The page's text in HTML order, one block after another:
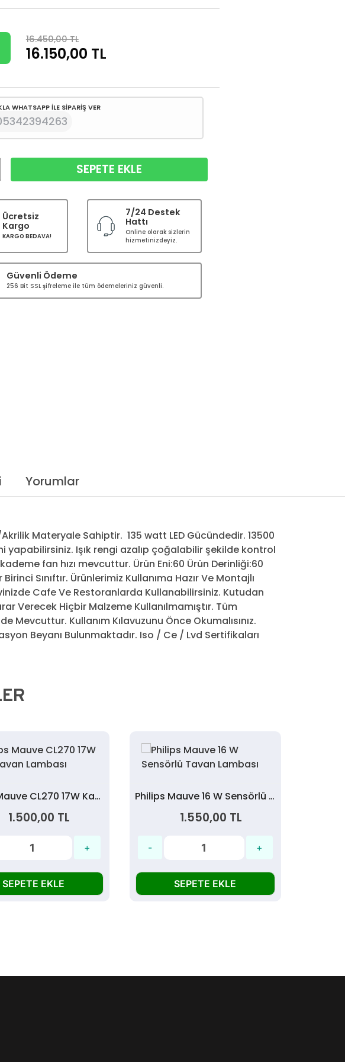
16.450,00 TL
16.150,00 TL
WHATSAPP İLE SİPARİŞ VER
SEPETE EKLE
Ücretsiz
Kargo
KARGO BEDAVA!
7/24 Destek
Hattı
Online olarak sizlerin
hizmetinizdeyiz.
Güvenli Ödeme
256 Bit SSL şifreleme ile tüm ödemeleriniz güvenli.
Yorumlar
Materyale Sahiptir. 135 watt LED Gücündedir. 13500
yapabilirsiniz. Işık rengi azalıp çoğalabilir şekilde kontrol
fan hızı mevcuttur. Ürün Eni:60 Ürün Derinliği:60
Sınıftır. Ürünlerimiz Kullanıma Hazır Ve Montajlı
Cafe Ve Restoranlarda Kullanabilirsiniz. Kutudan
Verecek Hiçbir Malzeme Kullanılmamıştır. Tüm
Mevcuttur. Kullanım Kılavuzunu Önce Okumalısınız.
Beyanı Bulunmaktadır. Iso / Ce / Lvd Sertifikaları
Philips Mauve CL270 17W Kare Tavan Lambası
1.500,00 TL
SEPETE EKLE
Philips Mauve 16 W Sensörlü Tavan Lambası
1.550,00 TL
SEPETE EKLE